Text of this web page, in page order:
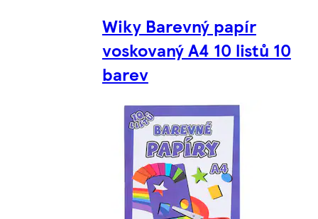
Wiky Barevný papír
voskovaný A4 10 listů 10
barev